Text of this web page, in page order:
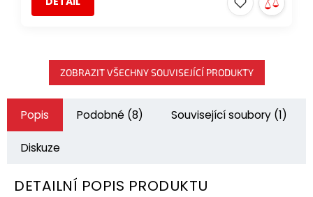
ZOBRAZIT VŠECHNY SOUVISEJÍCÍ PRODUKTY
Popis Podobné (8) Související soubory (1)
Diskuze
DETAILNÍ POPIS PRODUKTU